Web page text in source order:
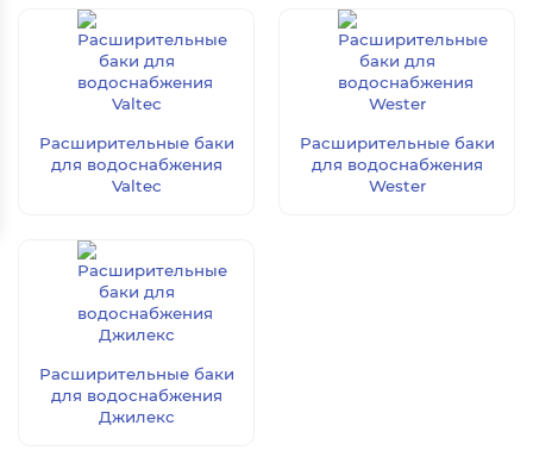
Расширительные баки
для водоснабжения
Valtec
Расширительные баки
для водоснабжения
Wester
Расширительные баки
для водоснабжения
Джилекс